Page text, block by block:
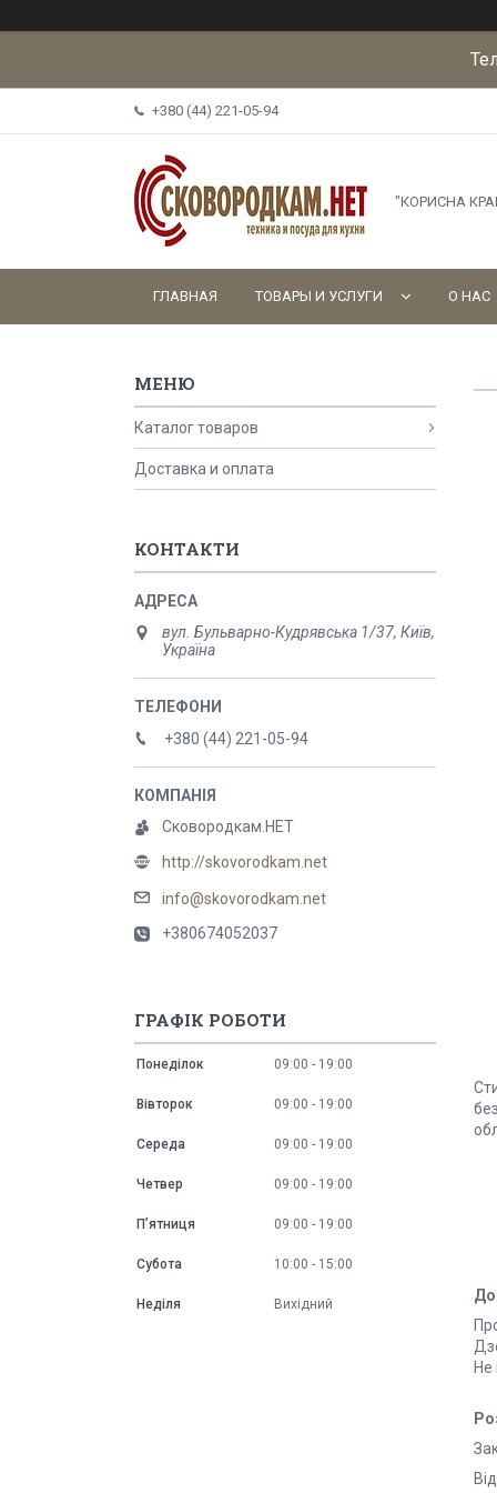
+380 (44) 221-05-94
"КОРИСНА
ГЛАВНАЯ ТОВАРЫ И УСЛУГИ О НАС
Не
Каталог товаров
Доставка и оплата
КОНТАКТИ
вул. Бульварно-Кудрявська 1/37, Київ,
Україна
+380 (44) 221-05-94
Сковородкам.НЕТ
http://skovorodkam.net
info@skovorodkam.net
+380674052037
ГРАФІК РОБОТИ
Понеділок 09:00 19:00
Вівторок 09:00 19:00
Середа 09:00 19:00
Четвер 09:00 19:00
Пʼятниця 09:00 19:00
Субота 10:00 15:00
Неділя Вихідний